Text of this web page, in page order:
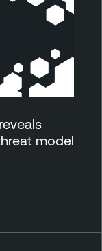
model